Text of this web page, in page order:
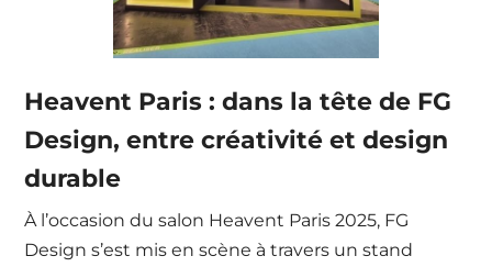
Heavent Paris : dans la tête de FG
Design, entre créativité et design
durable
À l’occasion du salon Heavent Paris 2025, FG
Design s’est mis en scène à travers un stand